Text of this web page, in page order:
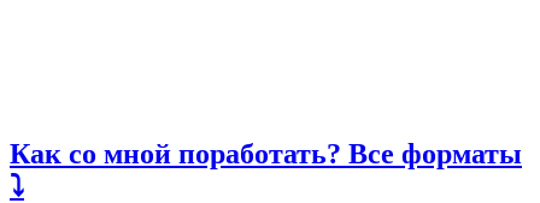
Как со мной поработать? Все форматы
⤵️